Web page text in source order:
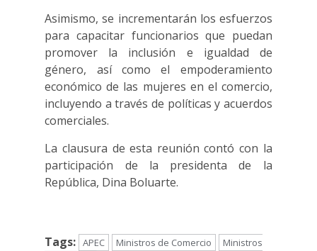
Asimismo, se incrementarán los esfuerzos
para capacitar funcionarios que puedan
promover la inclusión e igualdad de
género, así como el empoderamiento
económico de las mujeres en el comercio,
incluyendo a través de políticas y acuerdos
comerciales.
La clausura de esta reunión contó con la
participación de la presidenta de la
República, Dina Boluarte.
Tags: APEC Ministros de Comercio
Ministros